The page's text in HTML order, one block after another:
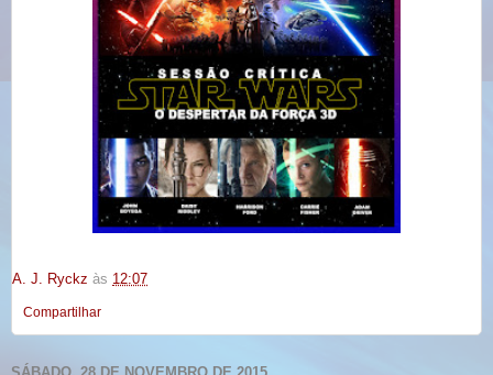
A. J. Ryckz às 12:07
Compartilhar